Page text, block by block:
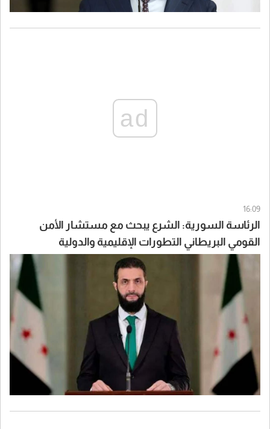
ad
16:09
الرئاسة السورية: الشرع يبحث مع مستشار الأمن
القومي البريطاني التطورات الإقليمية والدولية